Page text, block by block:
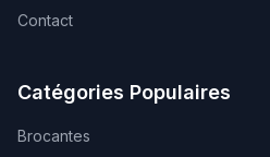
Contact
Catégories Populaires
Brocantes